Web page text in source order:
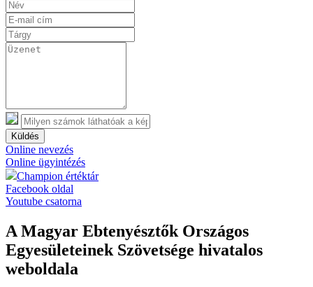
Küldés
Online nevezés
Online ügyintézés
Champion értéktár
Facebook oldal
Youtube csatorna
A Magyar Ebtenyésztők Országos
Egyesületeinek Szövetsége hivatalos
weboldala